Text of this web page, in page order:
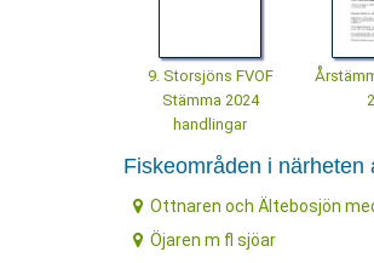
9. Storsjöns FVOF
Stämma 2024
handlingar
Fiskeområden i
Ottnaren och Ältebosjön
Öjaren m fl sjöar